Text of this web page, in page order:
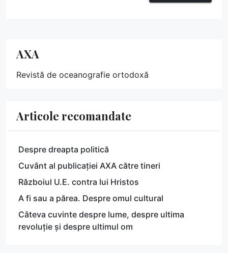
AXA
Revistă de oceanografie ortodoxă
Articole recomandate
Despre dreapta politică
Cuvânt al publicației AXA către tineri
Războiul U.E. contra lui Hristos
A fi sau a părea. Despre omul cultural
Câteva cuvinte despre lume, despre ultima
revoluție și despre ultimul om